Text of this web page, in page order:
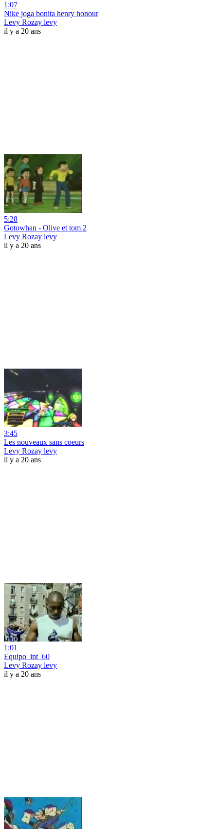
1:07
Nike joga bonita henry honour
Levy Rozay levy
il y a 20 ans
5:28
Gotowhan - Olive et tom 2
Levy Rozay levy
il y a 20 ans
3:45
Les nouveaux sans coeurs
Levy Rozay levy
il y a 20 ans
1:01
Equipo_int_60
Levy Rozay levy
il y a 20 ans